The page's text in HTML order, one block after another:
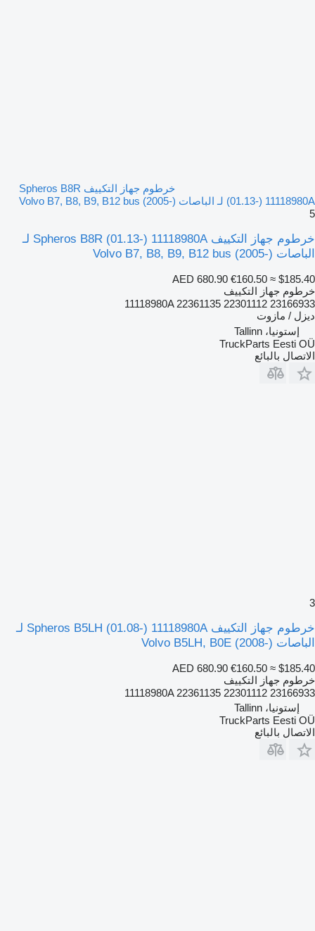
خرطوم جهاز التكييف Spheros B8R
(01.13-) 11118980A لـ الباصات Volvo B7, B8, B9, B12 bus (2005-)
5
خرطوم جهاز التكييف Spheros B8R (01.13-) 11118980A لـ
الباصات Volvo B7, B8, B9, B12 bus (2005-)
AED 680.90 €160.50 ≈ $185.40
خرطوم جهاز التكييف
11118980A 22361135 22301112 23166933
ديزل / مازوت
إستونيا، Tallinn
TruckParts Eesti OÜ
الاتصال بالبائع
3
خرطوم جهاز التكييف Spheros B5LH (01.08-) 11118980A لـ
الباصات Volvo B5LH, B0E (2008-)
AED 680.90 €160.50 ≈ $185.40
خرطوم جهاز التكييف
11118980A 22361135 22301112 23166933
إستونيا، Tallinn
TruckParts Eesti OÜ
الاتصال بالبائع